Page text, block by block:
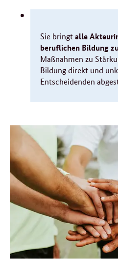
Sie bringtalle
beruflichen Bildung
Maßnahmen zu
Bildung direkt und
Entscheidenden